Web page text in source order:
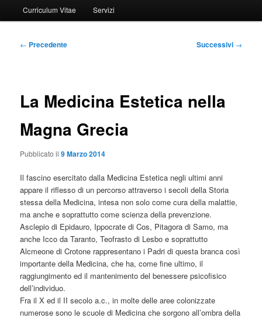
Curriculum Vitae Servizi
Navigazione
← Precedente Successivi →
La Medicina Estetica nella
Magna Grecia
Pubblicato il9 Marzo 2014
Il fascino esercitato dalla Medicina Estetica negli ultimi anni
appare il riflesso di un percorso attraverso i secoli della Storia
stessa della Medicina, intesa non solo come cura della malattie,
ma anche e soprattutto come scienza della prevenzione.
Asclepio di Epidauro, Ippocrate di Cos, Pitagora di Samo, ma
anche Icco da Taranto, Teofrasto di Lesbo e soprattutto
Alcmeone di Crotone rappresentano i Padri di questa branca così
importante della Medicina, che ha, come fine ultimo, il
raggiungimento ed il mantenimento del benessere psicofisico
dell’individuo.
Fra il X ed il II secolo a.c., in molte delle aree colonizzate
numerose sono le scuole di Medicina che sorgono all’ombra della